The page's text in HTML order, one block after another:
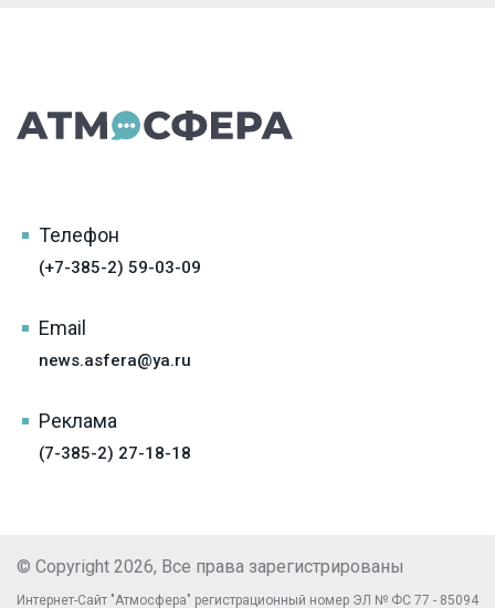
Телефон
(+7-385-2) 59-03-09
Email
news.asfera@ya.ru
Реклама
(7-385-2) 27-18-18
© Copyright 2026, Все права зарегистрированы
Интернет-Сайт "Атмосфера" регистрационный номер ЭЛ № ФС 77 - 85094